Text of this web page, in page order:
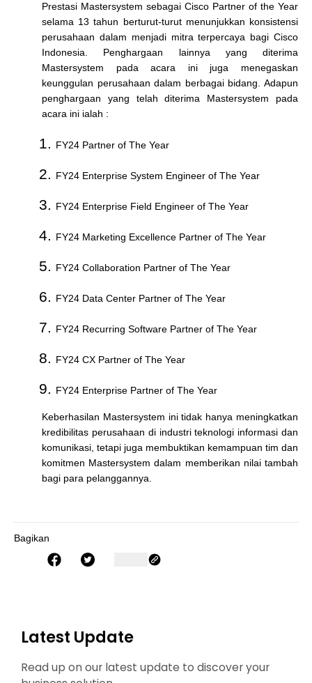
Prestasi Mastersystem sebagai Cisco Partner of the Year
selama 13 tahun berturut-turut menunjukkan konsistensi
perusahaan dalam menjadi mitra terpercaya bagi Cisco
Indonesia. Penghargaan lainnya yang diterima
Mastersystem pada acara ini juga menegaskan
keunggulan perusahaan dalam berbagai bidang. Adapun
penghargaan yang telah diterima Mastersystem pada
acara ini ialah :
FY24 Partner of The Year
FY24 Enterprise System Engineer of The Year
FY24 Enterprise Field Engineer of The Year
FY24 Marketing Excellence Partner of The Year
FY24 Collaboration Partner of The Year
FY24 Data Center Partner of The Year
FY24 Recurring Software Partner of The Year
FY24 CX Partner of The Year
FY24 Enterprise Partner of The Year
Keberhasilan Mastersystem ini tidak hanya meningkatkan
kredibilitas perusahaan di industri teknologi informasi dan
komunikasi, tetapi juga membuktikan kemampuan tim dan
komitmen Mastersystem dalam memberikan nilai tambah
bagi para pelanggannya.
Bagikan
Latest Update
Read up on our latest update to discover your